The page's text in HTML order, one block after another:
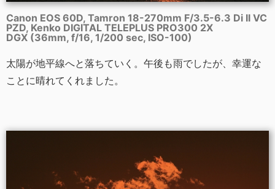
Canon EOS 60D, Tamron 18-270mm F/3.5-6.3 Di II VC
PZD, Kenko DIGITAL TELEPLUS PRO300 2X
DGX (36mm, f/16, 1/200 sec, ISO-100)
太陽が地平線へと落ちていく。午後も雨でしたが、幸運な
ことに晴れてくれました。